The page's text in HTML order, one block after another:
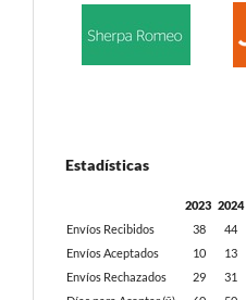
Estadísticas
2023 2024
Envíos Recibidos
38 44
Envíos Aceptados
10 13
Envíos Rechazados
29 31